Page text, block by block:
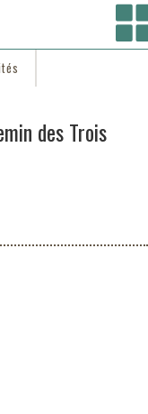
Le chemin des Trois Provinces
des Trois